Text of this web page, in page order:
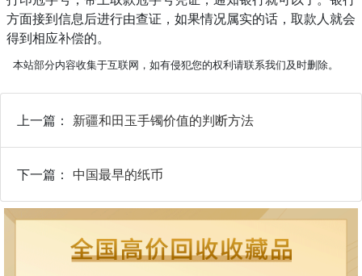
方面接到信息后进行由查证，如果情况属实的话，取款人就会
得到相应补偿的。
本站部分内容收集于互联网，如有侵犯您的权利请联系我们及时删除。
上一篇： 新疆和田玉手镯价值的判断方法
下一篇： 中国最早的纸币